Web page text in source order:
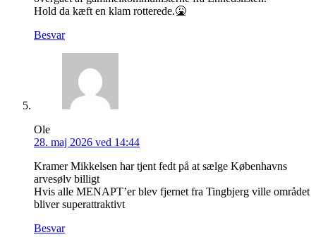
Hold da kæft en klam rotterede.🤮
Besvar
Ole
28. maj 2026 ved 14:44
Kramer Mikkelsen har tjent fedt på at sælge Københavns
arvesølv billigt
Hvis alle MENAPT’er blev fjernet fra Tingbjerg ville området
bliver superattraktivt
Besvar